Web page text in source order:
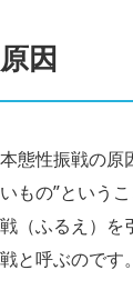
原因
本態性振戦の原
いもの”という
戦（ふるえ）を
戦と呼ぶのです。